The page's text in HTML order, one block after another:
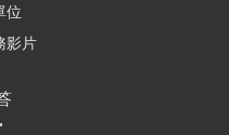
位
影片